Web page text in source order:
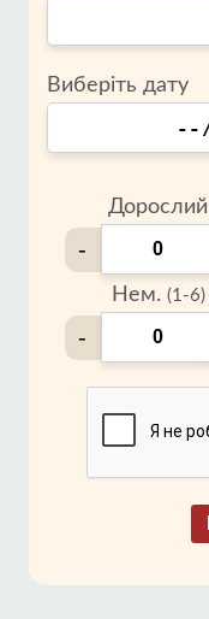
Виберіть дату
Дорослий
-
Нем. (1-6)
-